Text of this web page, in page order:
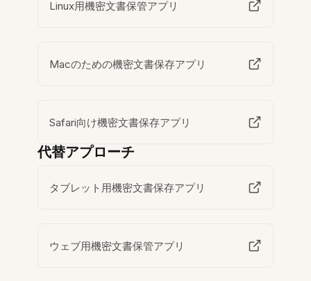
Linux用機密文書保管アプリ
Macのための機密文書保存アプリ
Safari向け機密文書保存アプリ
代替アプローチ
タブレット用機密文書保存アプリ
ウェブ用機密文書保管アプリ